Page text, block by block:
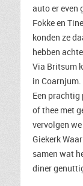
auto er even
Fokke en
konden ze
hebben
Via Britsum
in Coarnjum.
Een
of thee met
vervolgen
Giekerk
samen wat
diner